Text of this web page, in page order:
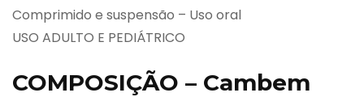
Comprimido e suspensão – Uso oral
USO ADULTO E PEDIÁTRICO
COMPOSIÇÃO – Cambem